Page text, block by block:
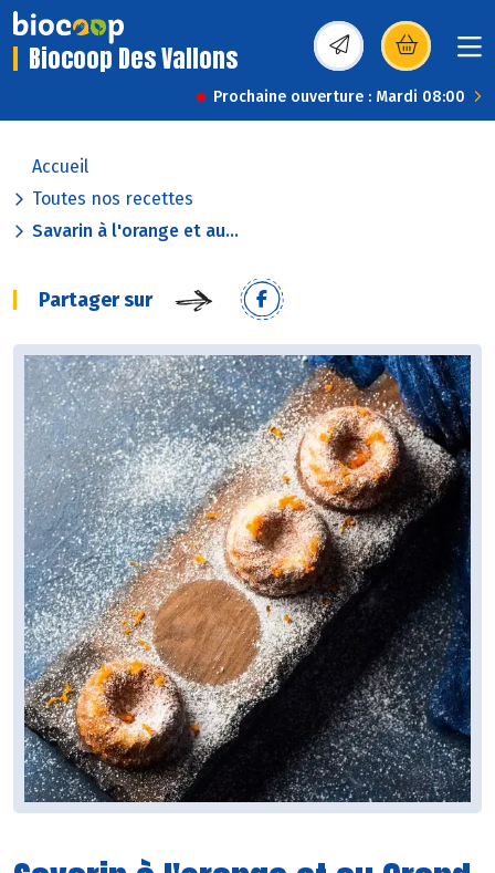
Biocoop Des Vallons (s’ouvre dans une
Prochaine ouverture : Mardi 08:00
Accueil
Toutes nos recettes
Savarin à l'orange et au...
Partager sur